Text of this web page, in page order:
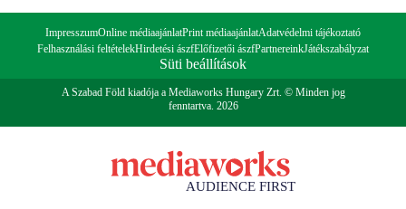
ImpresszumOnline médiaajánlatPrint médiaajánlatAdatvédelmi tájékoztató
Felhasználási feltételekHirdetési ászfElőfizetői ászfPartnereinkJátékszabályzat
Süti beállítások
A Szabad Föld kiadója a Mediaworks Hungary Zrt. © Minden jog
fenntartva. 2026